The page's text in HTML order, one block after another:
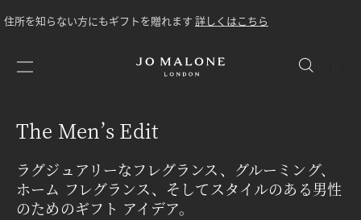
住所を知らない方にもギフトを贈れます 詳しくはこちら
バ
ッ
The Men’s Edit
ラグジュアリーなフレグランス、グルーミング、
ホーム フレグランス、そしてスタイルのある男性
のためのギフト アイデア。